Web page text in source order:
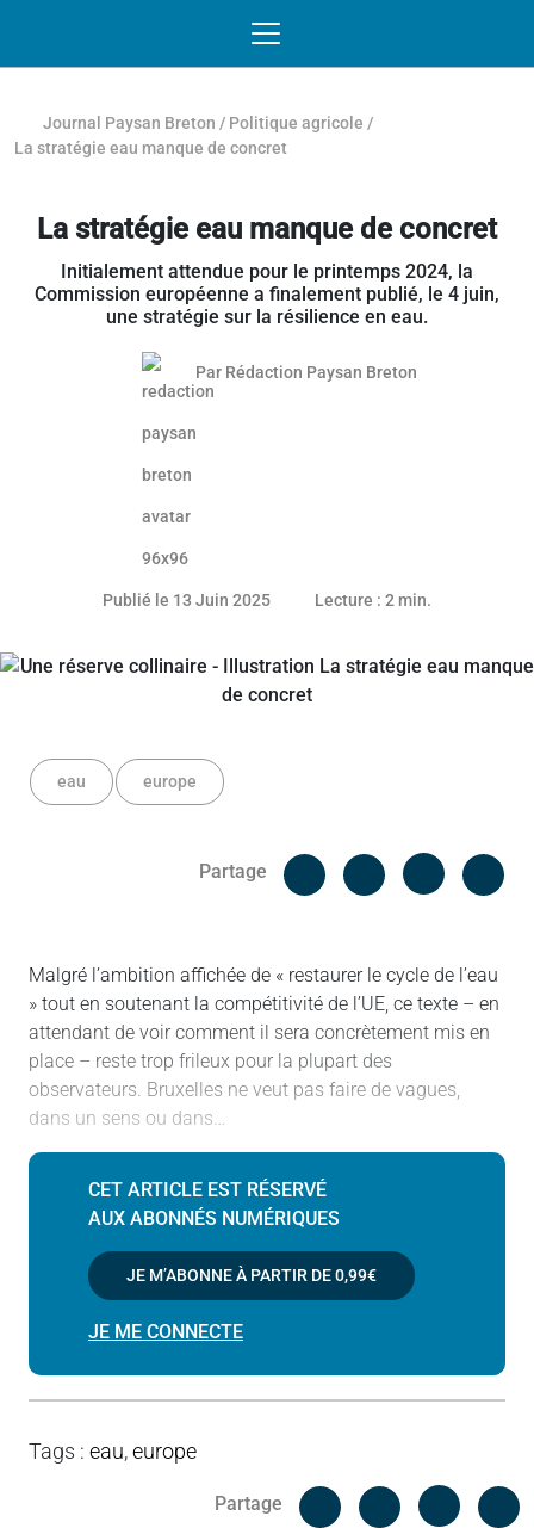
Journal Paysan Breton / Politique agricole /
La stratégie eau manque de concret
La stratégie eau manque de concret
Initialement attendue pour le printemps 2024, la
Commission européenne a finalement publié, le 4 juin,
une stratégie sur la résilience en eau.
Article réservé aux abonnés
Par Rédaction Paysan Breton
Publié le 13 Juin 202512 juin 2025Lecture : 2 min.
eau europe
Partage
Facebook
Malgré l’ambition affichée de « restaurer le cycle de l’eau
» tout en soutenant la compétitivité de l’UE, ce texte – en
attendant de voir comment il sera concrètement mis en
place – reste trop frileux pour la plupart des
observateurs. Bruxelles ne veut pas faire de vagues,
dans un sens ou dans…
CET ARTICLE EST RÉSERVÉ
AUX ABONNÉS NUMÉRIQUES
JE M’ABONNE À PARTIR DE0,99€
JE ME CONNECTE
Tags : eau,europe
Partage
Facebook